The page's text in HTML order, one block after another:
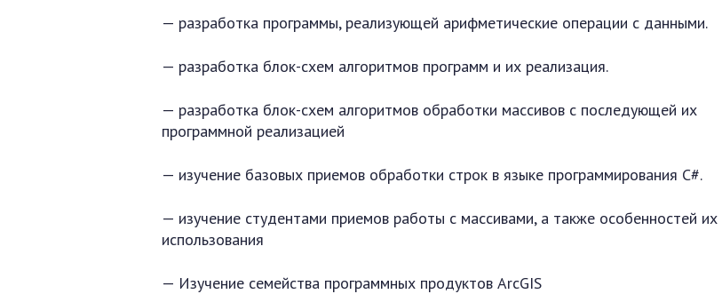
— разработка программы, реализующей арифметические операции с данными.
— разработка блок-схем алгоритмов программ и их реализация.
— разработка блок-схем алгоритмов обработки массивов с последующей их
программной реализацией
— изучение базовых приемов обработки строк в языке программирования C#.
— изучение студентами приемов работы с массивами, а также особенностей их
использования
— Изучение семейства программных продуктов ArcGIS